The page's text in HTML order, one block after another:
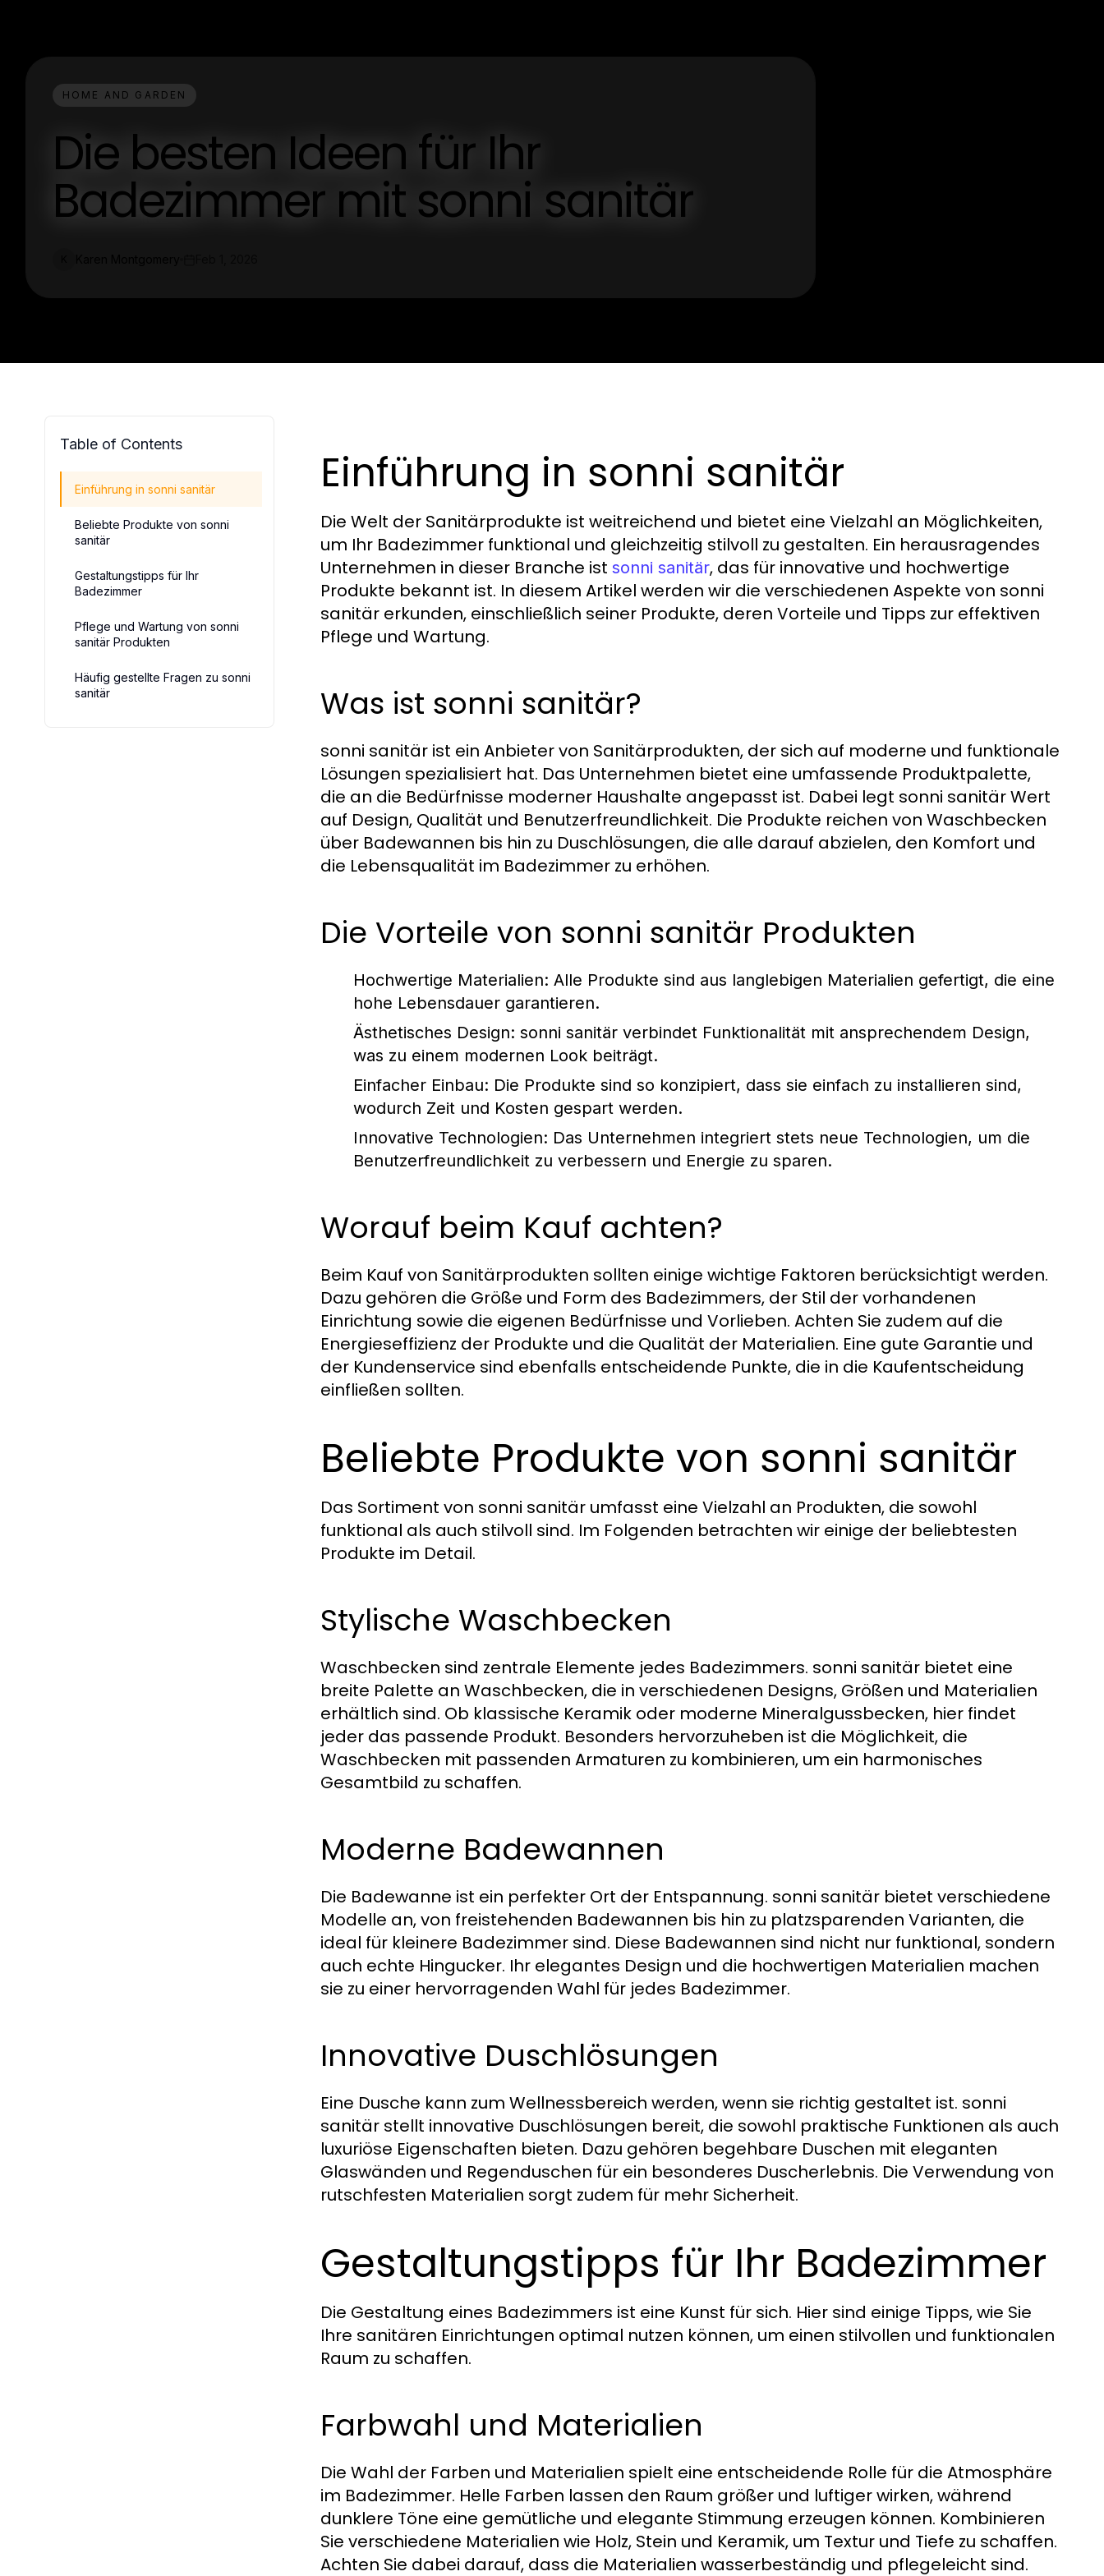
HOME AND GARDEN
Die besten Ideen für Ihr
Badezimmer mit sonni sanitär
Table of Contents
Einführung in sonni sanitär
Beliebte Produkte von sonni
sanitär
Gestaltungstipps für Ihr
Badezimmer
Pflege und Wartung von sonni
sanitär Produkten
Häufig gestellte Fragen zu sonni
sanitär
Einführung in sonni sanitär
Die Welt der Sanitärprodukte ist weitreichend und bietet eine Vielzahl an Möglichkeiten,
um Ihr Badezimmer funktional und gleichzeitig stilvoll zu gestalten. Ein herausragendes
Unternehmen in dieser Branche ist sonni sanitär, das für innovative und hochwertige
Produkte bekannt ist. In diesem Artikel werden wir die verschiedenen Aspekte von sonni
sanitär erkunden, einschließlich seiner Produkte, deren Vorteile und Tipps zur effektiven
Pflege und Wartung.
Was ist sonni sanitär?
sonni sanitär ist ein Anbieter von Sanitärprodukten, der sich auf moderne und funktionale
Lösungen spezialisiert hat. Das Unternehmen bietet eine umfassende Produktpalette,
die an die Bedürfnisse moderner Haushalte angepasst ist. Dabei legt sonni sanitär Wert
auf Design, Qualität und Benutzerfreundlichkeit. Die Produkte reichen von Waschbecken
über Badewannen bis hin zu Duschlösungen, die alle darauf abzielen, den Komfort und
die Lebensqualität im Badezimmer zu erhöhen.
Die Vorteile von sonni sanitär Produkten
Hochwertige Materialien: Alle Produkte sind aus langlebigen Materialien gefertigt, die eine
hohe Lebensdauer garantieren.
Ästhetisches Design: sonni sanitär verbindet Funktionalität mit ansprechendem Design,
was zu einem modernen Look beiträgt.
Einfacher Einbau: Die Produkte sind so konzipiert, dass sie einfach zu installieren sind,
wodurch Zeit und Kosten gespart werden.
Innovative Technologien: Das Unternehmen integriert stets neue Technologien, um die
Benutzerfreundlichkeit zu verbessern und Energie zu sparen.
Worauf beim Kauf achten?
Beim Kauf von Sanitärprodukten sollten einige wichtige Faktoren berücksichtigt werden.
Dazu gehören die Größe und Form des Badezimmers, der Stil der vorhandenen
Einrichtung sowie die eigenen Bedürfnisse und Vorlieben. Achten Sie zudem auf die
Energieseffizienz der Produkte und die Qualität der Materialien. Eine gute Garantie und
der Kundenservice sind ebenfalls entscheidende Punkte, die in die Kaufentscheidung
einfließen sollten.
Beliebte Produkte von sonni sanitär
Das Sortiment von sonni sanitär umfasst eine Vielzahl an Produkten, die sowohl
funktional als auch stilvoll sind. Im Folgenden betrachten wir einige der beliebtesten
Produkte im Detail.
Stylische Waschbecken
Waschbecken sind zentrale Elemente jedes Badezimmers. sonni sanitär bietet eine
breite Palette an Waschbecken, die in verschiedenen Designs, Größen und Materialien
erhältlich sind. Ob klassische Keramik oder moderne Mineralgussbecken, hier findet
jeder das passende Produkt. Besonders hervorzuheben ist die Möglichkeit, die
Waschbecken mit passenden Armaturen zu kombinieren, um ein harmonisches
Gesamtbild zu schaffen.
Moderne Badewannen
Die Badewanne ist ein perfekter Ort der Entspannung. sonni sanitär bietet verschiedene
Modelle an, von freistehenden Badewannen bis hin zu platzsparenden Varianten, die
ideal für kleinere Badezimmer sind. Diese Badewannen sind nicht nur funktional, sondern
auch echte Hingucker. Ihr elegantes Design und die hochwertigen Materialien machen
sie zu einer hervorragenden Wahl für jedes Badezimmer.
Innovative Duschlösungen
Eine Dusche kann zum Wellnessbereich werden, wenn sie richtig gestaltet ist. sonni
sanitär stellt innovative Duschlösungen bereit, die sowohl praktische Funktionen als auch
luxuriöse Eigenschaften bieten. Dazu gehören begehbare Duschen mit eleganten
Glaswänden und Regenduschen für ein besonderes Duscherlebnis. Die Verwendung von
rutschfesten Materialien sorgt zudem für mehr Sicherheit.
Gestaltungstipps für Ihr Badezimmer
Die Gestaltung eines Badezimmers ist eine Kunst für sich. Hier sind einige Tipps, wie Sie
Ihre sanitären Einrichtungen optimal nutzen können, um einen stilvollen und funktionalen
Raum zu schaffen.
Farbwahl und Materialien
Die Wahl der Farben und Materialien spielt eine entscheidende Rolle für die Atmosphäre
im Badezimmer. Helle Farben lassen den Raum größer und luftiger wirken, während
dunklere Töne eine gemütliche und elegante Stimmung erzeugen können. Kombinieren
Sie verschiedene Materialien wie Holz, Stein und Keramik, um Textur und Tiefe zu schaffen.
Achten Sie dabei darauf, dass die Materialien wasserbeständig und pflegeleicht sind.